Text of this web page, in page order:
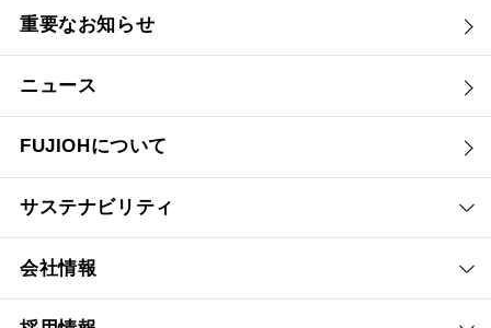
重要なお知らせ
ニュース
FUJIOHについて
サステナビリティ
会社情報